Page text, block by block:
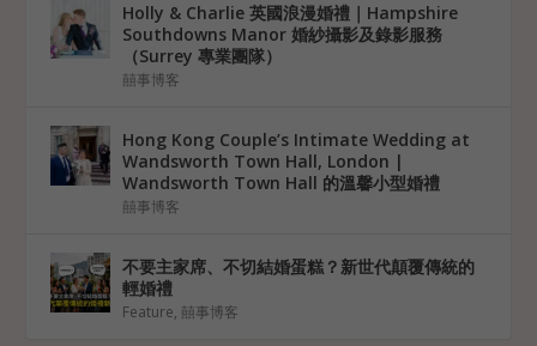
Holly & Charlie 英國浪漫婚禮｜Hampshire
Southdowns Manor 婚紗攝影及錄影服務
（Surrey 專業團隊）
囍事博客
Hong Kong Couple’s Intimate Wedding at
Wandsworth Town Hall, London |
Wandsworth Town Hall 的溫馨小型婚禮
囍事博客
不要主家席、不切結婚蛋糕？新世代顛覆傳統的
輕婚禮
Feature, 囍事博客